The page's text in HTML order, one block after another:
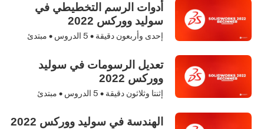
أدوات الرسم التخطيطي في
سوليد ووركس 2022
إحدى وأربعون دقيقة • 5 الدروس • مبتدئ
تعديل الرسومات في سوليد
ووركس 2022
إثنتا وثلاثون دقيقة • 5 الدروس • مبتدئ
الهندسة في سوليد ووركس 2022